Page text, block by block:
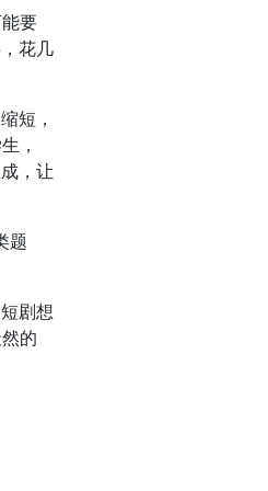
要
花几
短，
，
，让
题
剧想
的